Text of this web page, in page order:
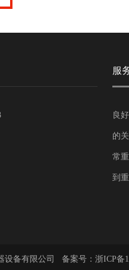
服
良
的
常
到
设备有限公司 备案号： 浙ICP备